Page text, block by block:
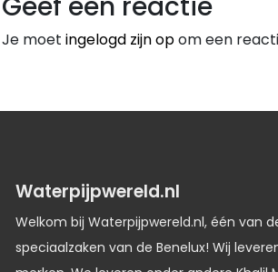
Je moet ingelogd zijn opom een
Waterpijpwereld.nl
Welkom bij Waterpijpwereld.nl, één van
speciaalzaken van de Benelux! Wij